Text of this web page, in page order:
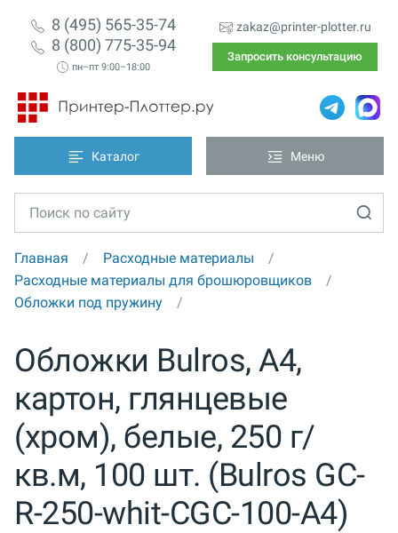
8 (495) 565-35-74
8 (800) 775-35-94
пн–пт 9:00–18:00
zakaz@printer-plotter.ru
Запросить консультацию
Каталог Меню
Главная
Расходные материалы
Расходные материалы для брошюровщиков
Обложки под пружину
Обложки Bulros, А4,
картон, глянцевые
(хром), белые, 250 г/
кв.м, 100 шт. (Bulros GC-
R-250-whit-CGC-100-A4)